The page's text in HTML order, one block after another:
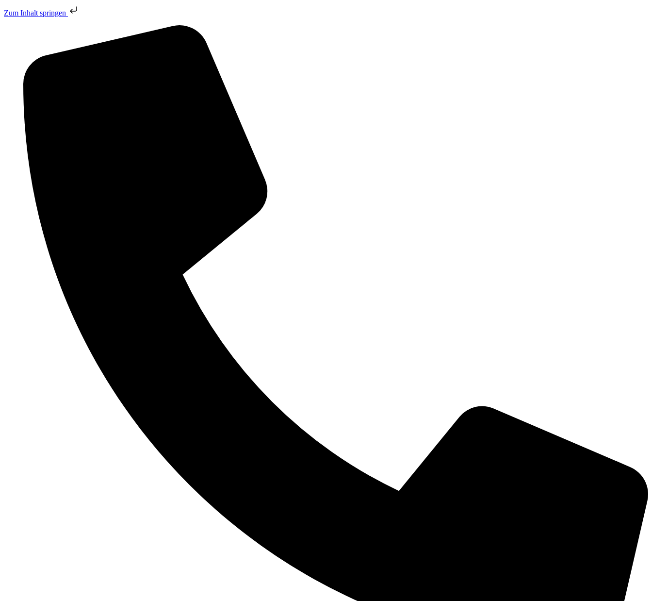
Zum Inhalt springen